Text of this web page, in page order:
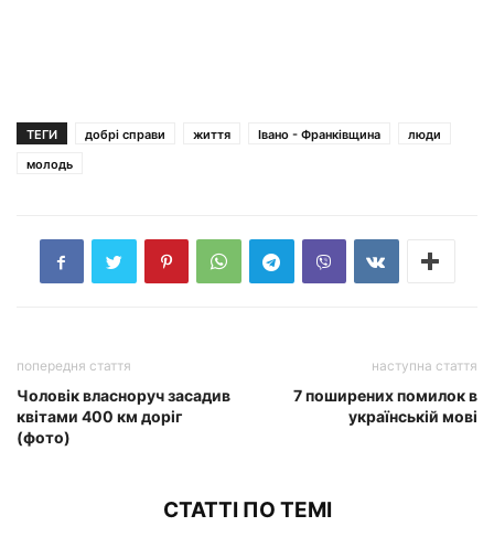
ТЕГИ добрі справи життя Івано - Франківщина
люди
молодь
попередня стаття
Чоловік власноруч засадив
квітами 400 км доріг
(фото)
наступна стаття
7 поширених помилок в
українській мові
СТАТТІ ПО ТЕМІ